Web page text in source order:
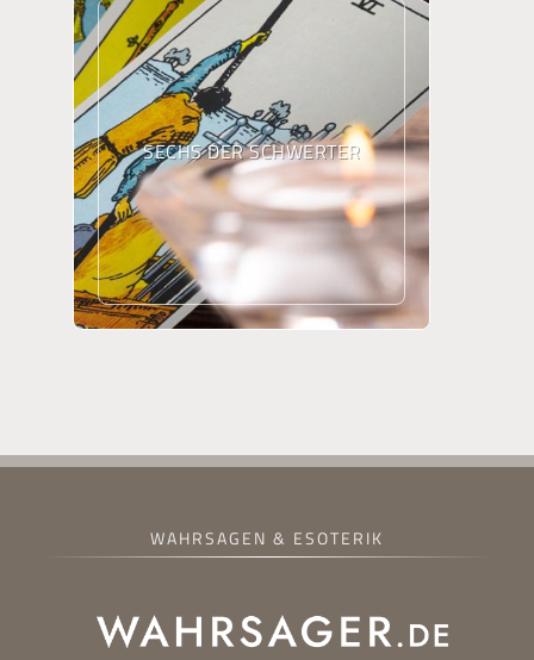
SECHS DER SCHWERTER
WAHRSAGEN & ESOTERIK